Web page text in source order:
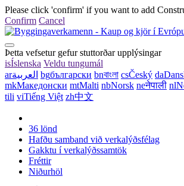
Please click 'confirm' if you want to add
Confirm Cancel
Þetta vefsetur gefur stuttorðar upplýsingar
isÍslenska Veldu tungumál
arالعربية bgбългарски bnবাংলা csČeský da
mkМакедонски mtMalti nbNorsk neनेपाली nl
tili viTiếng Việt zh中文
36 lönd
Hafðu samband við verkalýðsfélag
Gakktu í verkalýðssamtök
Fréttir
Niðurhöl